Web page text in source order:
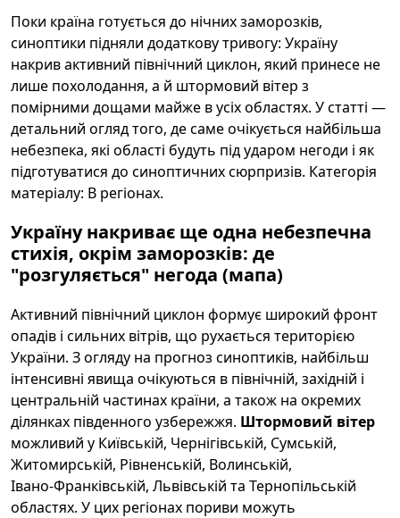
Поки країна готується до нічних заморозків,
синоптики підняли додаткову тривогу: Україну
накрив активний північний циклон, який принесе не
лише похолодання, а й штормовий вітер з
помірними дощами майже в усіх областях. У статті —
детальний огляд того, де саме очікується найбільша
небезпека, які області будуть під ударом негоди і як
підготуватися до синоптичних сюрпризів. Категорія
матеріалу: В регіонах.
Україну накриває ще одна небезпечна
стихія, окрім заморозків: де
"розгуляється" негода (мапа)
Активний північний циклон формує широкий фронт
опадів і сильних вітрів, що рухається територією
України. З огляду на прогноз синоптиків, найбільш
інтенсивні явища очікуються в північній, західній і
центральній частинах країни, а також на окремих
ділянках південного узбережжя. Штормовий вітер
можливий у Київській, Чернігівській, Сумській,
Житомирській, Рівненській, Волинській,
Івано‑Франківській, Львівській та Тернопільській
областях. У цих регіонах пориви можуть